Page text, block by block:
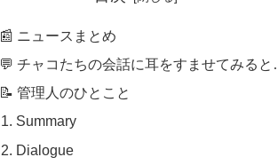
📰 ニュースまとめ
💬 チャコたちの会話に耳をすませてみる
📝 管理人のひとこと
Summary
Dialogue